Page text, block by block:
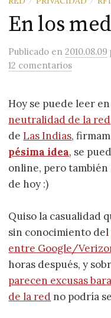
En los
Publicado en2010.08.09
12 comentarios
Hoy se puede leer
neutralidad de la red
deLas Indias,
pésima idea, se
online, pero también
de hoy :)
Quiso la casualidad
sin conocimiento del
entre Google/
horas después, y
parecen excusas
de la red no podría